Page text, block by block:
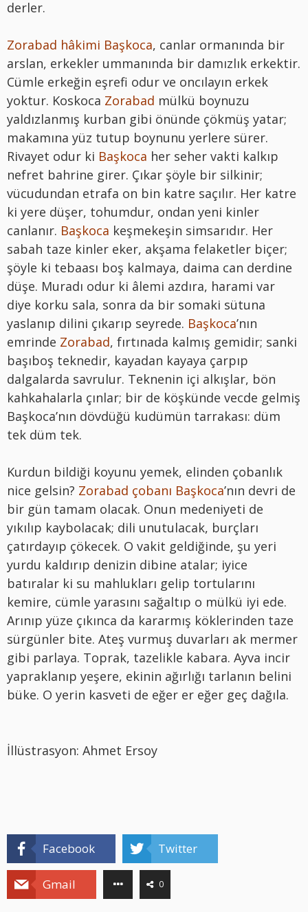
derler.
Zorabad hâkimi Başkoca, canlar ormanında bir
arslan, erkekler ummanında bir damızlık erkektir.
Cümle erkeğin eşrefi odur ve oncılayın erkek
yoktur. Koskoca Zorabad mülkü boynuzu
yaldızlanmış kurban gibi önünde çökmüş yatar;
makamına yüz tutup boynunu yerlere sürer.
Rivayet odur ki Başkoca her seher vakti kalkıp
nefret bahrine girer. Çıkar şöyle bir silkinir;
vücudundan etrafa on bin katre saçılır. Her katre
ki yere düşer, tohumdur, ondan yeni kinler
canlanır. Başkoca keşmekeşin simsarıdır. Her
sabah taze kinler eker, akşama felaketler biçer;
şöyle ki tebaası boş kalmaya, daima can derdine
düşe. Muradı odur ki âlemi azdıra, harami var
diye korku sala, sonra da bir somaki sütuna
yaslanıp dilini çıkarıp seyrede. Başkoca’nın
emrinde Zorabad, fırtınada kalmış gemidir; sanki
başıboş teknedir, kayadan kayaya çarpıp
dalgalarda savrulur. Teknenin içi alkışlar, bön
kahkahalarla çınlar; bir de köşkünde vecde gelmiş
Başkoca’nın dövdüğü kudümün tarrakası: düm
tek düm tek.
Kurdun bildiği koyunu yemek, elinden çobanlık
nice gelsin? Zorabad çobanı Başkoca’nın devri de
bir gün tamam olacak. Onun medeniyeti de
yıkılıp kaybolacak; dili unutulacak, burçları
çatırdayıp çökecek. O vakit geldiğinde, şu yeri
yurdu kaldırıp denizin dibine atalar; iyice
batıralar ki su mahlukları gelip tortularını
kemire, cümle yarasını sağaltıp o mülkü iyi ede.
Arınıp yüze çıkınca da kararmış köklerinden taze
sürgünler bite. Ateş vurmuş duvarları ak mermer
gibi parlaya. Toprak, tazelikle kabara. Ayva incir
yapraklanıp yeşere, ekinin ağırlığı tarlanın belini
büke. O yerin kasveti de eğer er eğer geç dağıla.
İllüstrasyon: Ahmet Ersoy
Facebook Twitter
Gmail 0